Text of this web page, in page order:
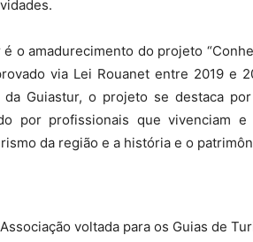
o amadurecimento do projeto
via Lei Rouanet entre 2019 e
Guiastur, o projeto se destaca
por profissionais que vivenciam
da região e a história e o
voltada para os Guias de